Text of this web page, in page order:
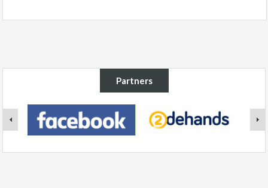
Partners